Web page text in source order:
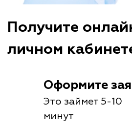
Получите
личном
Оформите
Это займет 5-10
минут